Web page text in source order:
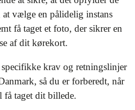
vælge en pålidelig instans
få taget et foto, der sikrer en
af dit kørekort.
krav og retningslinjer
så du er forberedt, når
taget dit billede.